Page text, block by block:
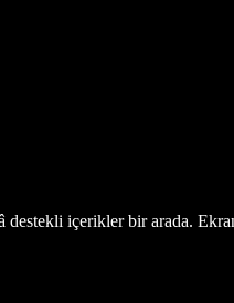
içerikler bir arada.